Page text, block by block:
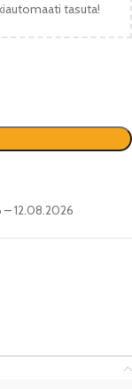
tasuta!
– 12.08.2026